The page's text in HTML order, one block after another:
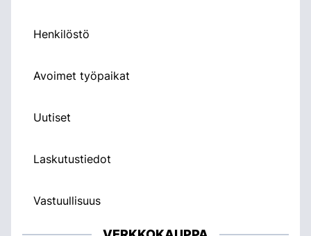
Henkilöstö
Avoimet työpaikat
Uutiset
Laskutustiedot
Vastuullisuus